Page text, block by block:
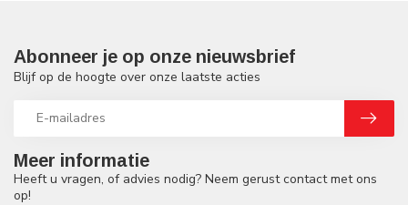
Meer informatie
Heeft u vragen, of advies nodig? Neem gerust contact met ons
op!
Abonneer je op onze nieuwsbrief
Blijf op de hoogte over onze laatste acties